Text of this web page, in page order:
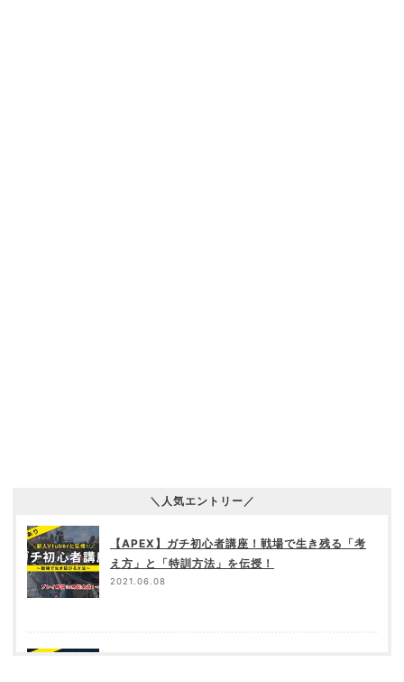
＼人気エントリー／
【APEX】ガチ初心者講座！戦場で生き残る「考
え方」と「特訓方法」を伝授！
2021.06.08